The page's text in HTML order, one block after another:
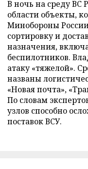
В ночь на среду ВС
области объекты,
Минобороны
сортировку и
назначения,
беспилотников.
атаку «тяжелой».
названы
«Новая почта»,
По словам
узлов способно
поставок ВСУ.